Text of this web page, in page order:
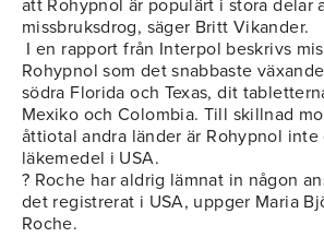
att Rohypnol är populärt i stora delar
missbruksdrog, säger Britt Vikander.
I en rapport från Interpol beskrivs
Rohypnol som det snabbaste
södra Florida och Texas, dit
Mexiko och Colombia. Till skillnad
åttiotal andra länder är Rohypnol inte
läkemedel i USA.
? Roche har aldrig lämnat in någon
det registrerat i USA, uppger Maria
Roche.